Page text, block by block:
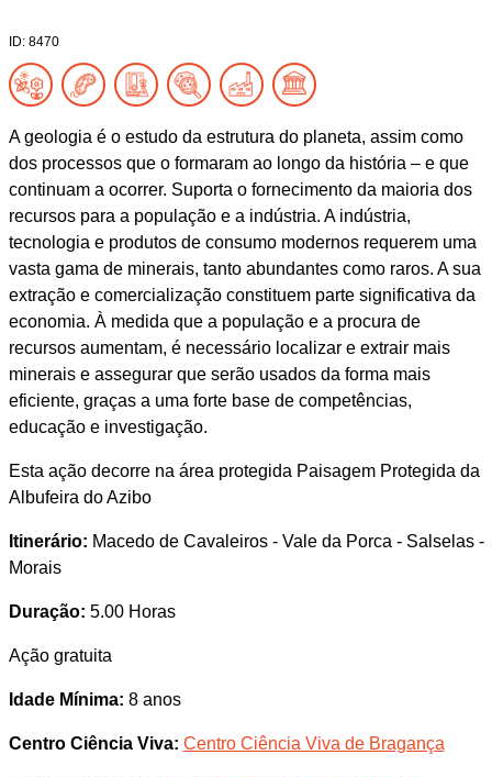
ID: 8470
A geologia é o estudo da estrutura do planeta, assim como
dos processos que o formaram ao longo da história – e que
continuam a ocorrer. Suporta o fornecimento da maioria dos
recursos para a população e a indústria. A indústria,
tecnologia e produtos de consumo modernos requerem uma
vasta gama de minerais, tanto abundantes como raros. A sua
extração e comercialização constituem parte significativa da
economia. À medida que a população e a procura de
recursos aumentam, é necessário localizar e extrair mais
minerais e assegurar que serão usados da forma mais
eficiente, graças a uma forte base de competências,
educação e investigação.
Esta ação decorre na área protegida Paisagem Protegida da
Albufeira do Azibo
Itinerário: Macedo de Cavaleiros - Vale da Porca - Salselas -
Morais
Duração: 5.00 Horas
Ação gratuita
Idade Mínima: 8 anos
Centro Ciência Viva: Centro Ciência Viva de Bragança